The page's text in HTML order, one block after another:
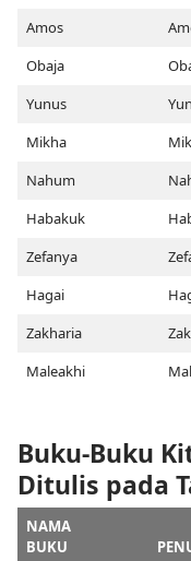
Amos
Obaja
Yunus
Mikha
Nahum
Habakuk
Zefanya
Hagai
Zakharia
Maleakhi
Buku-Buku
Ditulis pada
NAMA
BUKU